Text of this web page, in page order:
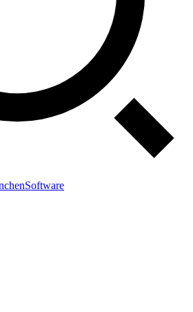
Software